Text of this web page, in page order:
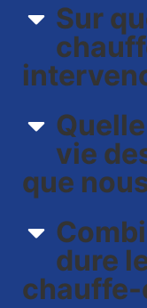
Sur
vie
que
dure
chauffe-